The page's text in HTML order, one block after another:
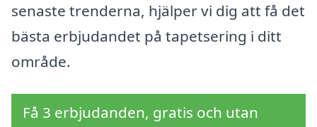
senaste trenderna, hjälper vi dig att få det
bästa erbjudandet på tapetsering i ditt
område.
Få 3 erbjudanden, gratis och utan